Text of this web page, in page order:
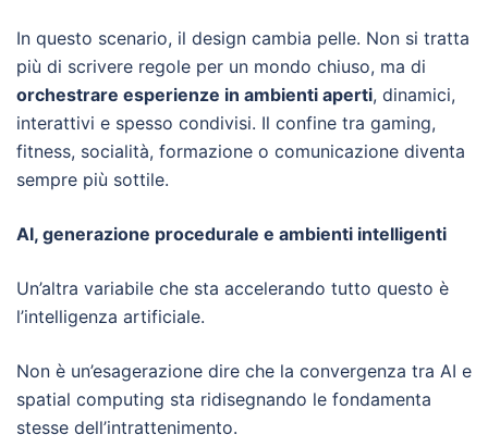
In questo scenario, il design cambia pelle. Non si tratta
più di scrivere regole per un mondo chiuso, ma di
orchestrare esperienze in ambienti aperti, dinamici,
interattivi e spesso condivisi. Il confine tra gaming,
fitness, socialità, formazione o comunicazione diventa
sempre più sottile.
AI, generazione procedurale e ambienti intelligenti
Un’altra variabile che sta accelerando tutto questo è
l’intelligenza artificiale.
Non è un’esagerazione dire che la convergenza tra AI e
spatial computing sta ridisegnando le fondamenta
stesse dell’intrattenimento.